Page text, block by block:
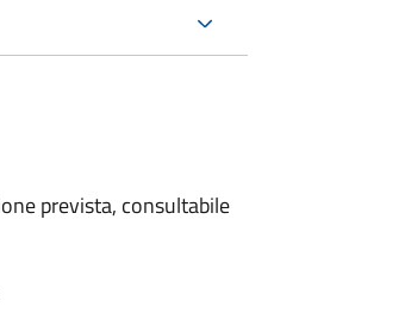
prevista, consultabile